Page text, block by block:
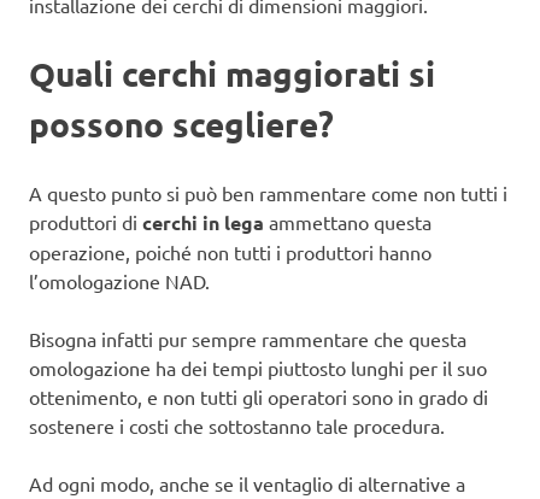
installazione dei cerchi di dimensioni maggiori.
Quali cerchi maggiorati si
possono scegliere?
A questo punto si può ben rammentare come non tutti i
produttori di cerchi in lega ammettano questa
operazione, poiché non tutti i produttori hanno
l’omologazione NAD.
Bisogna infatti pur sempre rammentare che questa
omologazione ha dei tempi piuttosto lunghi per il suo
ottenimento, e non tutti gli operatori sono in grado di
sostenere i costi che sottostanno tale procedura.
Ad ogni modo, anche se il ventaglio di alternative a